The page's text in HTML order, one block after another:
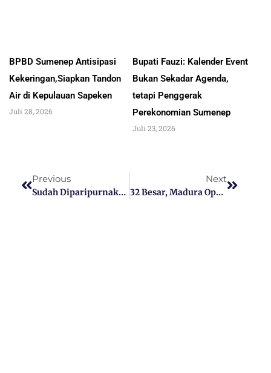
BPBD Sumenep Antisipasi
Kekeringan,Siapkan Tandon
Air di Kepulauan Sapeken
Juli 28, 2026
Bupati Fauzi: Kalender Event
Bukan Sekadar Agenda,
tetapi Penggerak
Perekonomian Sumenep
Juli 23, 2026
Previous
Sudah Diparipurnakan, Perda Pemberdayaan Nelayan, Pembudidaya Ikan, Dan Petambak Garam Diharapkan Dapat Meningkatkan Kesejahteraan Bagi Masyarakat
Next
32 Besar, Madura Open Tournament 9 Balls Masih Buka Daftar Ulang?